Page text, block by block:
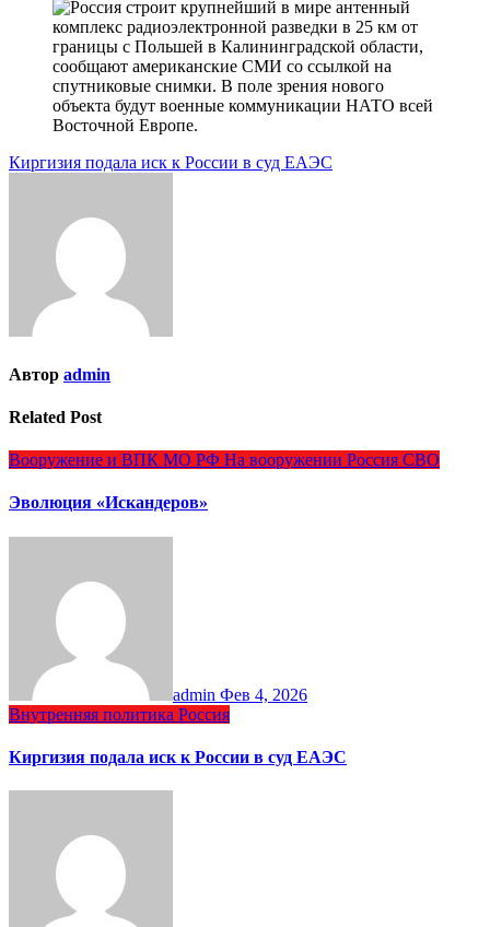
Навигация
записям
Киргизия подала иск к России в cуд ЕАЭС
Автор admin
Related Post
Вооружение и ВПК МО РФ На вооружении Россия СВО
Эволюция «Искандеров»
admin Фев 4, 2026
Внутренняя политика Россия
Киргизия подала иск к России в cуд ЕАЭС